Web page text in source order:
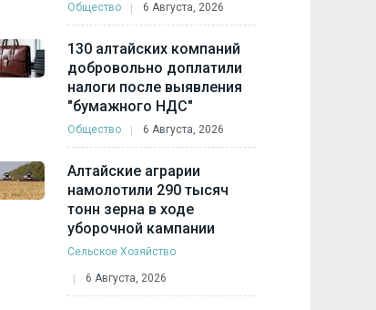
Общество 6 Августа, 2026
130 алтайских компаний
добровольно доплатили
налоги после выявления
"бумажного НДС"
Общество 6 Августа, 2026
Алтайские аграрии
намолотили 290 тысяч
тонн зерна в ходе
уборочной кампании
Сельское Хозяйство
6 Августа, 2026